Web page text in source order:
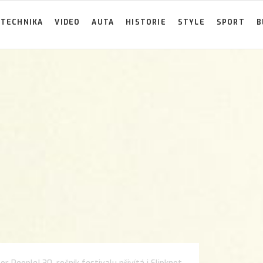
TECHNIKA VIDEO AUTA HISTORIE STYLE SPORT